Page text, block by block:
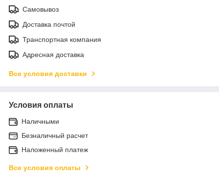
Самовывоз
Доставка почтой
Транспортная компания
Адресная доставка
Все условия доставки
Условия оплаты
Наличными
Безналичный расчет
Наложенный платеж
Все условия оплаты